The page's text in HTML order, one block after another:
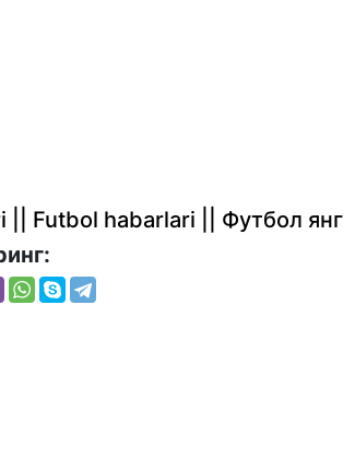
|| Futbol habarlari || Футбол